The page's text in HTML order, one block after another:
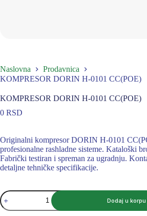
Naslovna
Prodavnica
KOMPRESOR DORIN H-0101 CC(POE)
KOMPRESOR DORIN H-0101 CC(POE)
0 RSD
Originalni kompresor DORIN H-0101
profesionalne rashladne sisteme. Kataloški
Fabrički testiran i spreman za ugradnju.
detaljne tehničke specifikacije.
KOMPRESOR
DORIN
H-
Dodaj u korpu